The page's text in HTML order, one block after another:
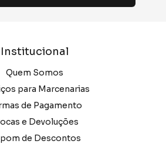
Institucional
Quem Somos
para Marcenarias
de Pagamento
e Devoluções
de Descontos